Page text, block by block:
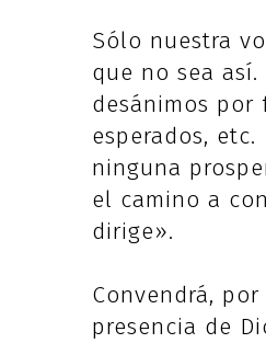
Sólo nuestra
que no sea
desánimos
esperados,
ninguna
el camino a
dirige».
Convendrá,
presencia de